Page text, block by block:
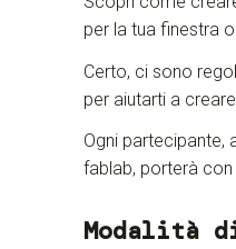
per la tua finestra
Certo, ci sono
per aiutarti a
Ogni partecipante,
fablab, porterà
Modalità